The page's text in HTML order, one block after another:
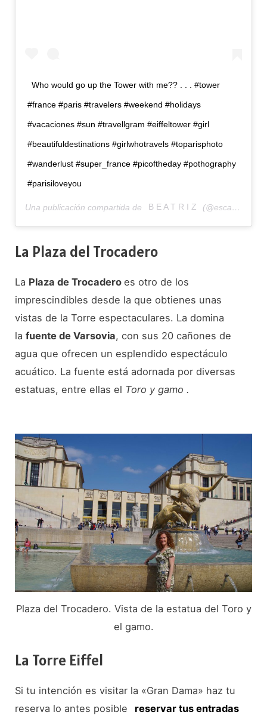
Who would go up the Tower with me?? . . . #tower
#france #paris #travelers #weekend #holidays
#vacaciones #sun #travellgram #eiffeltower #girl
#beautifuldestinations #girlwhotravels #toparisphoto
#wanderlust #super_france #picoftheday #pothography
#parisiloveyou
Una publicación compartida de B E A T R I Z (@escapateconmi_go) el
La Plaza del Trocadero
La Plaza de Trocaderoes otro de los
imprescindibles desde la que obtienes unas
vistas de la Torre espectaculares. La domina
lafuente de Varsovia, con sus 20 cañones de
agua que ofrecen un esplendido espectáculo
acuático. La fuente está adornada por diversas
estatuas, entre ellas el Toro y gamo .
Plaza del Trocadero. Vista de la estatua del Toro y
el gamo.
La Torre Eiffel
Si tu intención es visitar la «Gran Dama» haz tu
reserva lo antes posible
reservar tus entradas